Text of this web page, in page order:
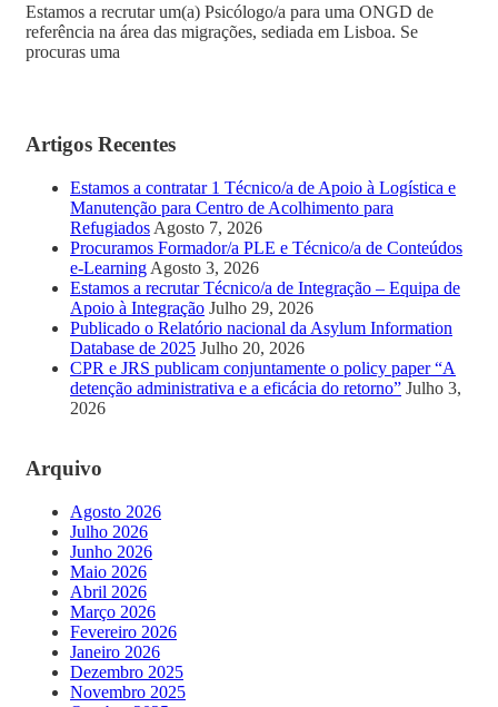
Estamos a recrutar um(a) Psicólogo/a para uma ONGD de
referência na área das migrações, sediada em Lisboa. Se
procuras uma
Artigos Recentes
Estamos a contratar 1 Técnico/a de Apoio à Logística e
Manutenção para Centro de Acolhimento para
Refugiados Agosto 7, 2026
Procuramos Formador/a PLE e Técnico/a de Conteúdos
e-Learning Agosto 3, 2026
Estamos a recrutar Técnico/a de Integração – Equipa de
Apoio à Integração Julho 29, 2026
Publicado o Relatório nacional da Asylum Information
Database de 2025 Julho 20, 2026
CPR e JRS publicam conjuntamente o policy paper “A
detenção administrativa e a eficácia do retorno” Julho 3,
2026
Arquivo
Agosto 2026
Julho 2026
Junho 2026
Maio 2026
Abril 2026
Março 2026
Fevereiro 2026
Janeiro 2026
Dezembro 2025
Novembro 2025